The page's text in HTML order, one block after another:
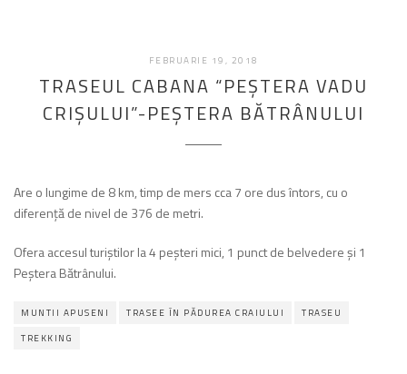
FEBRUARIE 19, 2018
2018
TRASEUL CABANA “PEŞTERA VADU
CRIŞULUI”-PEŞTERA BĂTRÂNULUI
Are o lungime de 8 km, timp de mers cca 7 ore dus întors, cu o
diferență de nivel de 376 de metri.
Ofera accesul turiştilor la 4 peşteri mici, 1 punct de belvedere şi 1
Peștera Bătrânului.
MUNTII APUSENI TRASEE ÎN PĂDUREA CRAIULUI
TRASEU
TREKKING